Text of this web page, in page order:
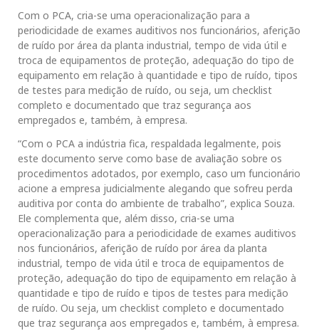
Com o PCA, cria-se uma operacionalização para a
periodicidade de exames auditivos nos funcionários, aferição
de ruído por área da planta industrial, tempo de vida útil e
troca de equipamentos de proteção, adequação do tipo de
equipamento em relação à quantidade e tipo de ruído, tipos
de testes para medição de ruído, ou seja, um checklist
completo e documentado que traz segurança aos
empregados e, também, à empresa.
“Com o PCA a indústria fica, respaldada legalmente, pois
este documento serve como base de avaliação sobre os
procedimentos adotados, por exemplo, caso um funcionário
acione a empresa judicialmente alegando que sofreu perda
auditiva por conta do ambiente de trabalho”, explica Souza.
Ele complementa que, além disso, cria-se uma
operacionalização para a periodicidade de exames auditivos
nos funcionários, aferição de ruído por área da planta
industrial, tempo de vida útil e troca de equipamentos de
proteção, adequação do tipo de equipamento em relação à
quantidade e tipo de ruído e tipos de testes para medição
de ruído. Ou seja, um checklist completo e documentado
que traz segurança aos empregados e, também, à empresa.